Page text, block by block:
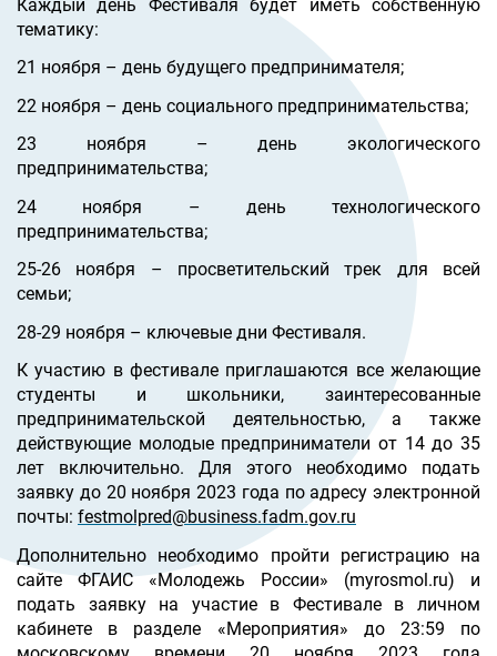
Каждый день Фестиваля будет иметь собственную
тематику:
21 ноября – день будущего предпринимателя;
22 ноября – день социального предпринимательства;
23 ноября – день экологического
предпринимательства;
24 ноября – день технологического
предпринимательства;
25-26 ноября – просветительский трек для всей
семьи;
28-29 ноября – ключевые дни Фестиваля.
К участию в фестивале приглашаются все желающие
студенты и школьники, заинтересованные
предпринимательской деятельностью, а также
действующие молодые предприниматели от 14 до 35
лет включительно. Для этого необходимо подать
заявку до 20 ноября 2023 года по адресу электронной
почты: festmolpred@business.fadm.gov.ru
Дополнительно необходимо пройти регистрацию на
сайте ФГАИС «Молодежь России» (myrosmol.ru) и
подать заявку на участие в Фестивале в личном
кабинете в разделе «Мероприятия» до 23:59 по